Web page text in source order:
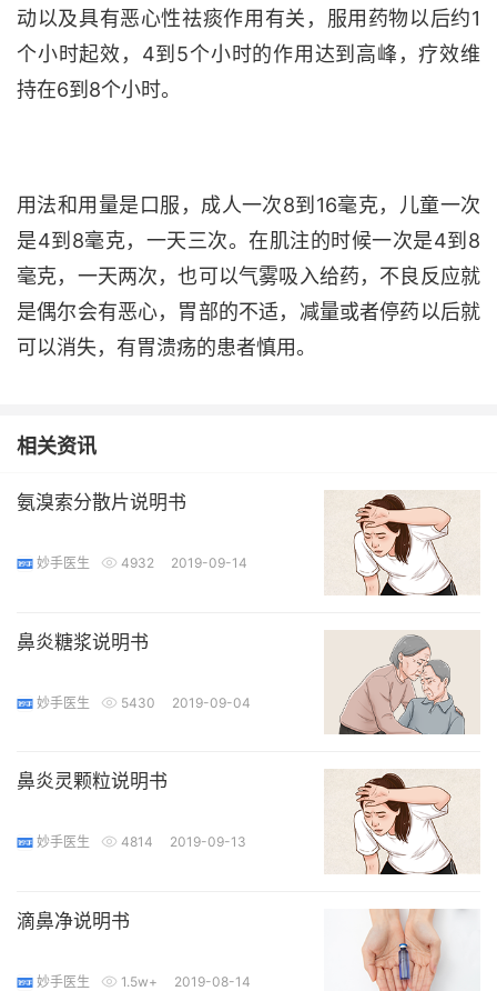
动以及具有恶心性祛痰作用有关，服用药物以后约1
个小时起效，4到5个小时的作用达到高峰，疗效维
持在6到8个小时。
用法和用量是口服，成人一次8到16毫克，儿童一次
是4到8毫克，一天三次。在肌注的时候一次是4到8
毫克，一天两次，也可以气雾吸入给药，不良反应就
是偶尔会有恶心，胃部的不适，减量或者停药以后就
可以消失，有胃溃疡的患者慎用。
相关资讯
氨溴索分散片说明书
妙手医生 4932 2019-09-14
鼻炎糖浆说明书
妙手医生 5430 2019-09-04
鼻炎灵颗粒说明书
妙手医生 4814 2019-09-13
滴鼻净说明书
妙手医生 1.5w+ 2019-08-14